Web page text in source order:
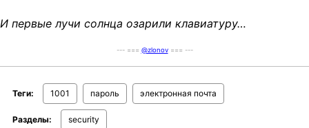
И первые лучи солнца озарили клавиатуру…
--- === @zlonov=== ---
Теги: 1001 пароль электронная почта
Разделы: security